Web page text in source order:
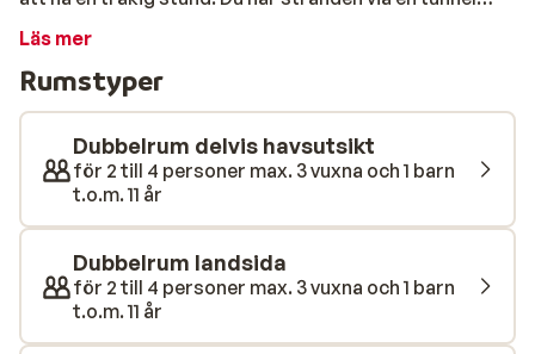
under kustvägen, och hotellets gratisbuss tar dig
och har allt du behöver för en avkopplande vistelse.
Faciliteterna är omfattande, med två pooler, en
separat barnpool och roliga vattenrutschbanor.
Barnklubben anordnar dagliga aktiviteter, medan du
själv kan koppla av i wellnesscentret. Med flera
restauranger och barer finns det gott om möjligheter
att njuta av varierade måltider och läckra drycker under
hela dagen. Tack vare sitt läge strax utanför Alanya är
hotellet en utmärkt bas för dig som vill kombinera lugn
och livlighet.
Läs mer
Rumstyper
Dubbelrum delvis havsutsikt
för 2 till 4 personer max. 3 vuxna och 1 barn
t.o.m. 11 år
Dubbelrum landsida
för 2 till 4 personer max. 3 vuxna och 1 barn
t.o.m. 11 år